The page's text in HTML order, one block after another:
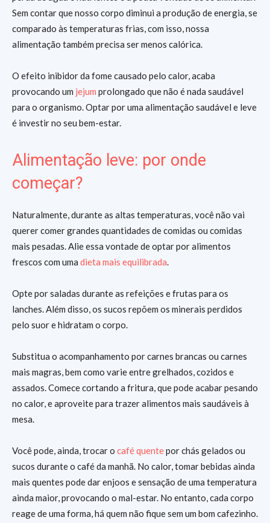
Sem contar que nosso corpo diminui a produção de energia, se
comparado às temperaturas frias, com isso, nossa
alimentação também precisa ser menos calórica.
O efeito inibidor da fome causado pelo calor, acaba
provocando um jejum prolongado que não é nada saudável
para o organismo. Optar por uma alimentação saudável e leve
é investir no seu bem-estar.
Alimentação leve: por onde
começar?
Naturalmente, durante as altas temperaturas, você não vai
querer comer grandes quantidades de comidas ou comidas
mais pesadas. Alie essa vontade de optar por alimentos
frescos com uma dieta mais equilibrada.
Opte por saladas durante as refeições e frutas para os
lanches. Além disso, os sucos repõem os minerais perdidos
pelo suor e hidratam o corpo.
Substitua o acompanhamento por carnes brancas ou carnes
mais magras, bem como varie entre grelhados, cozidos e
assados. Comece cortando a fritura, que pode acabar pesando
no calor, e aproveite para trazer alimentos mais saudáveis à
mesa.
Você pode, ainda, trocar o café quentepor chás gelados ou
sucos durante o café da manhã. No calor, tomar bebidas ainda
mais quentes pode dar enjoos e sensação de uma temperatura
ainda maior, provocando o mal-estar. No entanto, cada corpo
reage de uma forma, há quem não fique sem um bom cafezinho.